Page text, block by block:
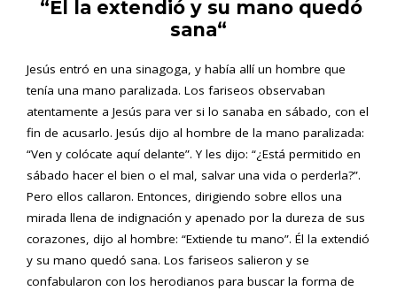
“Él la extendió y su mano quedó
sana“
Jesús entró en una sinagoga, y había allí un hombre que
tenía una mano paralizada. Los fariseos observaban
atentamente a Jesús para ver si lo sanaba en sábado, con el
fin de acusarlo. Jesús dijo al hombre de la mano paralizada:
“Ven y colócate aquí delante”. Y les dijo: “¿Está permitido en
sábado hacer el bien o el mal, salvar una vida o perderla?”.
Pero ellos callaron. Entonces, dirigiendo sobre ellos una
mirada llena de indignación y apenado por la dureza de sus
corazones, dijo al hombre: “Extiende tu mano”. Él la extendió
y su mano quedó sana. Los fariseos salieron y se
confabularon con los herodianos para buscar la forma de